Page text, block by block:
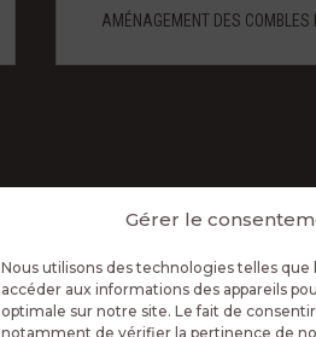
Gérer le
Nous utilisons des technologies telles
accéder aux informations des appareils
optimale sur notre site. Le fait de
notamment de vérifier la pertinence de
AMÉNAGEMENT DES COMBLES